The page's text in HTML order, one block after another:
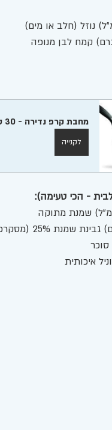
מחבת קרפ נדירה - 30 ס"מ
לקנייה
- הכי טעימה):